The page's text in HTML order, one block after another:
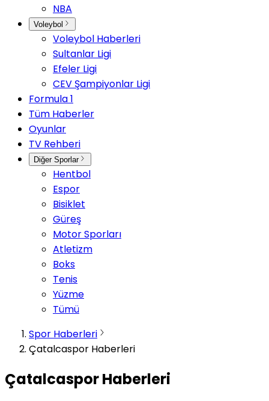
NBA
Voleybol
Voleybol Haberleri
Sultanlar Ligi
Efeler Ligi
CEV Şampiyonlar Ligi
Formula 1
Tüm Haberler
Oyunlar
TV Rehberi
Diğer Sporlar
Hentbol
Espor
Bisiklet
Güreş
Motor Sporları
Atletizm
Boks
Tenis
Yüzme
Tümü
Spor Haberleri
Çatalcaspor Haberleri
Çatalcaspor Haberleri